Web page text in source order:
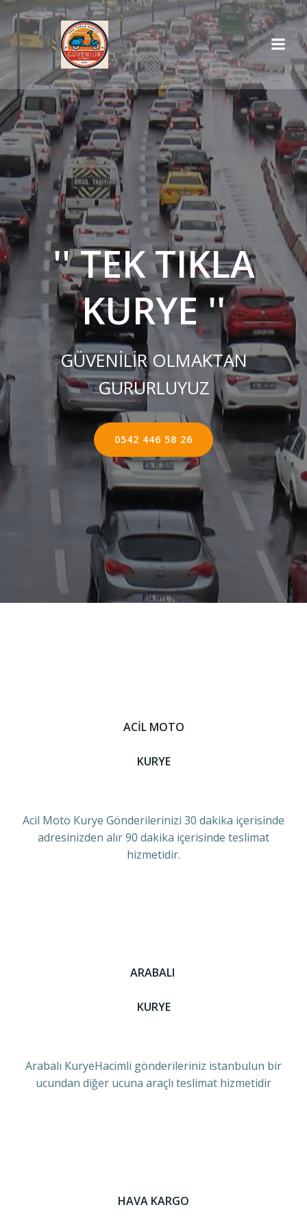
İçeriğe
geç
'' TEK TIKLA
KURYE ''
GÜVENİLİR OLMAKTAN
GURURLUYUZ
0542 446 58 26
ACİL MOTO
KURYE
Acil Moto Kurye Gönderilerinizi 30 dakika içerisinde
adresinizden alır 90 dakika içerisinde teslimat
hizmetidir.
ARABALI
KURYE
Arabalı KuryeHacimli gönderileriniz istanbulun bir
ucundan diğer ucuna araçlı teslimat hizmetidir
HAVA KARGO